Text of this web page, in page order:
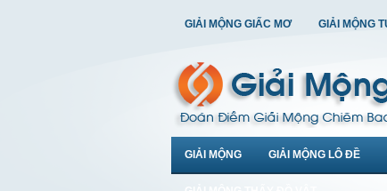
GIẢI MỘNG GIẤC MƠ GIẢI MỘNG
GIẢI MỘNG GIẢI MỘNG LÔ ĐỀ